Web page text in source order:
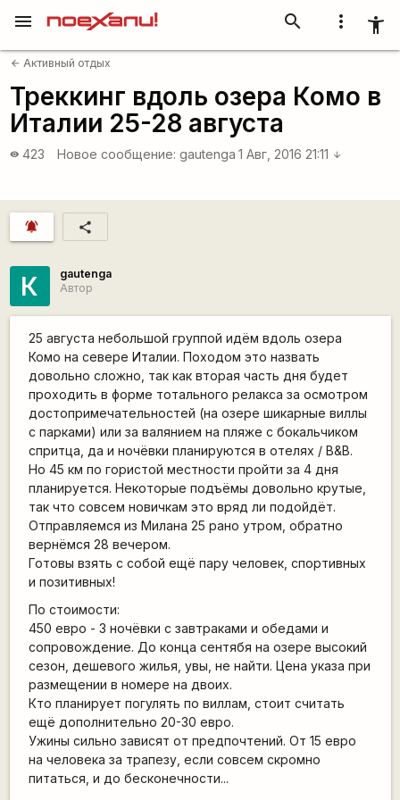
more_vert accessibility_new
search
menu
arrow_back Активный отдых
Треккинг вдоль озера Комо в
Италии 25-28 августа
visibility 423 Новое сообщение: gautenga 1 Авг, 2016 21:11 arrow_downward
notifications_active share
К
gautenga
Автор
25 августа небольшой группой идём вдоль озера
Комо на севере Италии. Походом это назвать
довольно сложно, так как вторая часть дня будет
проходить в форме тотального релакса за осмотром
достопримечательностей (на озере шикарные виллы
с парками) или за валянием на пляже с бокальчиком
спритца, да и ночёвки планируются в отелях / B&B.
Но 45 км по гористой местности пройти за 4 дня
планируется. Некоторые подъёмы довольно крутые,
так что совсем новичкам это вряд ли подойдёт.
Отправляемся из Милана 25 рано утром, обратно
вернёмся 28 вечером.
Готовы взять с собой ещё пару человек, спортивных
и позитивных!
По стоимости:
450 евро - 3 ночёвки с завтраками и обедами и
сопровождение. До конца сентябя на озере высокий
сезон, дешевого жилья, увы, не найти. Цена указа при
размещении в номере на двоих.
Кто планирует погулять по виллам, стоит считать
ещё дополнительно 20-30 евро.
Ужины сильно зависят от предпочтений. От 15 евро
на человека за трапезу, если совсем скромно
питаться, и до бесконечности...